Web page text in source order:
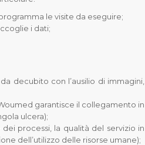
le visite da eseguire;
i dati;
decubito con l’ausilio di immagini,
garantisce il collegamento in
ulcera);
processi, la qualità del servizio in
dell’utilizzo delle risorse umane);